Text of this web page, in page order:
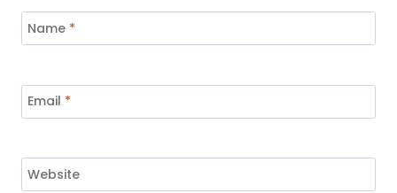
Name *
Email *
Website